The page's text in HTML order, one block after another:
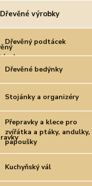
Dřevěné výrobky
Dřevěný podtácek
Dřevěné bedýnky
Stojánky a organizéry
Přepravky a klece pro
zvířátka a ptáky, andulky,
papoušky
Kuchyňský vál